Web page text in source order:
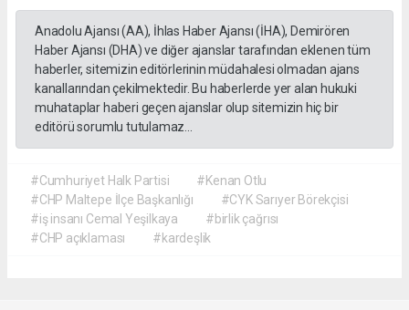
Anadolu Ajansı (AA), İhlas Haber Ajansı (İHA), Demirören
Haber Ajansı (DHA) ve diğer ajanslar tarafından eklenen tüm
haberler, sitemizin editörlerinin müdahalesi olmadan ajans
kanallarından çekilmektedir. Bu haberlerde yer alan hukuki
muhataplar haberi geçen ajanslar olup sitemizin hiç bir
editörü sorumlu tutulamaz...
#Cumhuriyet Halk Partisi
#Kenan Otlu
#CHP Maltepe İlçe Başkanlığı
#CYK Sarıyer Börekçisi
#iş insanı Cemal Yeşilkaya
#birlik çağrısı
#CHP açıklaması
#kardeşlik